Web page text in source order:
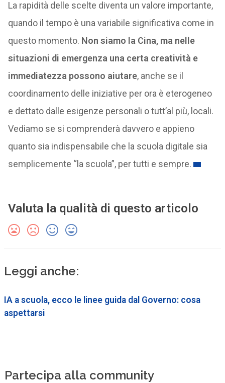
La rapidità delle scelte diventa un valore importante,
quando il tempo è una variabile significativa come in
questo momento. Non siamo la Cina, ma nelle
situazioni di emergenza una certa creatività e
immediatezza possono aiutare, anche se il
coordinamento delle iniziative per ora è eterogeneo
e dettato dalle esigenze personali o tutt’al più, locali.
Vediamo se si comprenderà davvero e appieno
quanto sia indispensabile che la scuola digitale sia
semplicemente “la scuola”, per tutti e sempre.
Valuta la qualità di questo articolo
Leggi anche:
IA a scuola, ecco le linee guida dal Governo: cosa
aspettarsi
Partecipa alla community